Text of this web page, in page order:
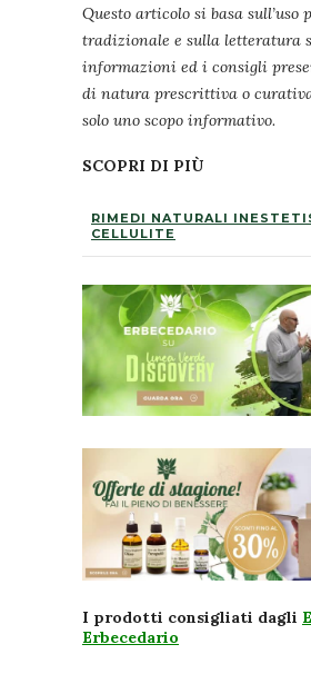
Questo articolo si basa sull’uso
tradizionale e sulla letteratura
informazioni ed i consigli
di natura prescrittiva o
solo uno scopo informativo.
SCOPRI DI PIÙ
RIMEDI NATURALI
CELLULITE
I prodotti consigliati dagli
Erbecedario